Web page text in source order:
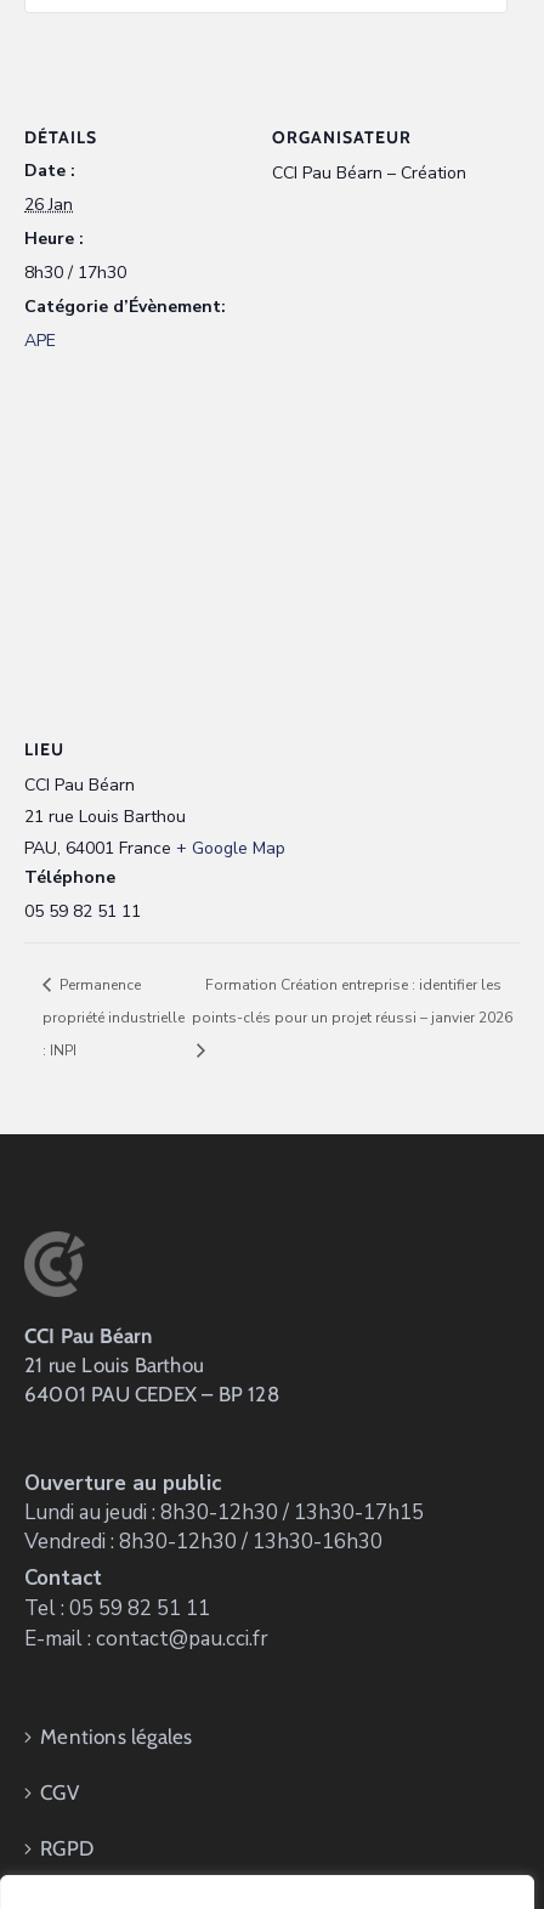
DÉTAILS
Date :
26 Jan
Heure :
8h30 / 17h30
Catégorie d’Évènement:
APE
ORGANISATEUR
CCI Pau Béarn – Création
LIEU
CCI Pau Béarn
21 rue Louis Barthou
PAU, 64001 France + Google Map
Téléphone
05 59 82 51 11
Permanence
propriété industrielle
: INPI
Formation Création entreprise : identifier les
points-clés pour un projet réussi – janvier 2026
CCI Pau Béarn
21 rue Louis Barthou
64001 PAU CEDEX – BP 128
Ouverture au public
Lundi au jeudi : 8h30-12h30 / 13h30-17h15
Vendredi : 8h30-12h30 / 13h30-16h30
Contact
Tel : 05 59 82 51 11
E-mail : contact@pau.cci.fr
Mentions légales
CGV
RGPD